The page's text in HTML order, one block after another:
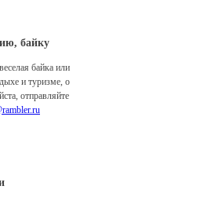
байку
байка или
и туризме, о
отправляйте